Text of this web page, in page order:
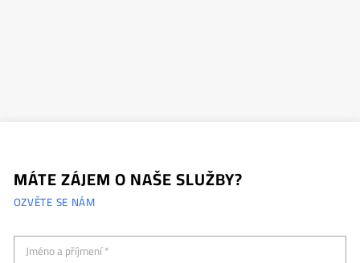
MÁTE ZÁJEM O NAŠE SLUŽBY?
OZVĚTE SE NÁM
Jméno a příjmení *